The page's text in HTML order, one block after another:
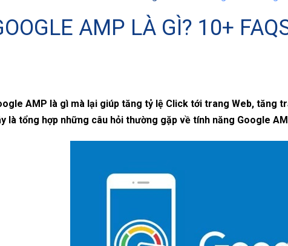
AMP LÀ GÌ? 10+
AMP là gì mà lại giúp tăng tỷ lệ Click tới trang Web, tăng
là tổng hợp những câu hỏi thường gặp về tính năng Google